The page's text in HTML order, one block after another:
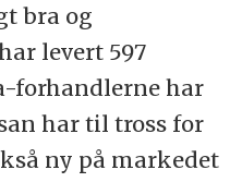
bra og
levert 597
forhandlerne har
har til tross for
ny på markedet